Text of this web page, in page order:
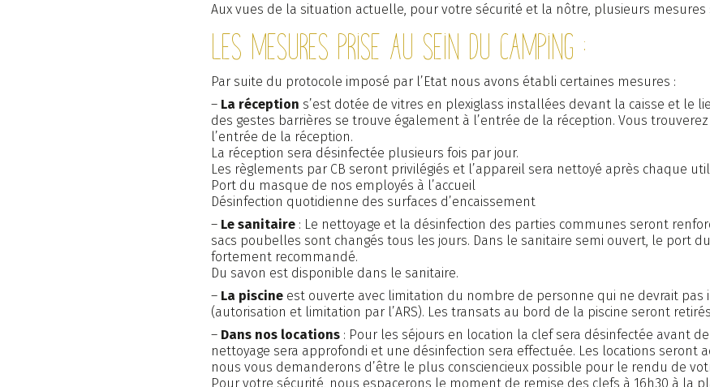
Camping écoresponsable
en Dordogne
Livre d’or Groupes
Suivez-nous :
Facebook
YoutubeInstagram
Mentions légales
Aux vues de la situation actuelle, pour votre sécurité et la nôtre, plusieurs mesures
Les mesures prise au sein du camping :
Par suite du protocole imposé par l’Etat nous avons établi certaines mesures :
– La réception s’est dotée de vitres en plexiglass installées devant la caisse et le
des gestes barrières se trouve également à l’entrée de la réception. Vous
l’entrée de la réception.
La réception sera désinfectée plusieurs fois par jour.
Les règlements par CB seront privilégiés et l’appareil sera nettoyé après chaque
Port du masque de nos employés à l’accueil
Désinfection quotidienne des surfaces d’encaissement
– Le sanitaire: Le nettoyage et la désinfection des parties communes seront
sacs poubelles sont changés tous les jours. Dans le sanitaire semi ouvert, le port
fortement recommandé.
Du savon est disponible dans le sanitaire.
– La piscineest ouverte avec limitation du nombre de personne qui ne devrait pas
(autorisation et limitation par l’ARS). Les transats au bord de la piscine seront retirés
– Dans nos locations: Pour les séjours en location la clef sera désinfectée avant
nettoyage sera approfondi et une désinfection sera effectuée. Les locations seront
nous vous demanderons d’être le plus consciencieux possible pour le rendu de
Pour votre sécurité, nous espacerons le moment de remise des clefs à 16h30 à la